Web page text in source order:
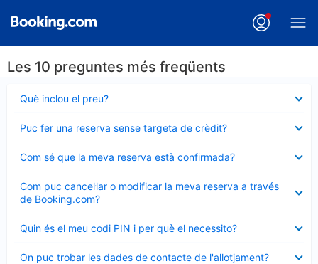
Les 10 preguntes més freqüents
Què inclou el preu?
tancat
Puc fer una reserva sense targeta de crèdit?
tancat
Com sé que la meva reserva està confirmada?
tancat
Com puc cancel·lar o modificar la meva reserva a través
de Booking.com?
tancat
Quin és el meu codi PIN i per què el necessito?
tancat
On puc trobar les dades de contacte de l'allotjament?
tancat